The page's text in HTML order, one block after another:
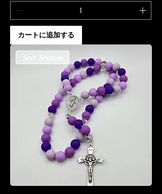
カートに追加する
Soft Texture